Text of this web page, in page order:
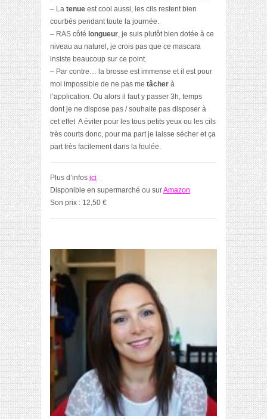
– La tenue est cool aussi, les cils restent bien
courbés pendant toute la journée.
– RAS côté longueur, je suis plutôt bien dotée à ce
niveau au naturel, je crois pas que ce mascara
insiste beaucoup sur ce point.
– Par contre… la brosse est immense et il est pour
moi impossible de ne pas me tâcher à
l’application. Ou alors il faut y passer 3h, temps
dont je ne dispose pas / souhaite pas disposer à
cet effet A éviter pour les tous petits yeux ou les cils
très courts donc, pour ma part je laisse sécher et ça
part très facilement dans la foulée.
Plus d’infos ici
Disponible en supermarché ou surAmazon
Son prix : 12,50 €